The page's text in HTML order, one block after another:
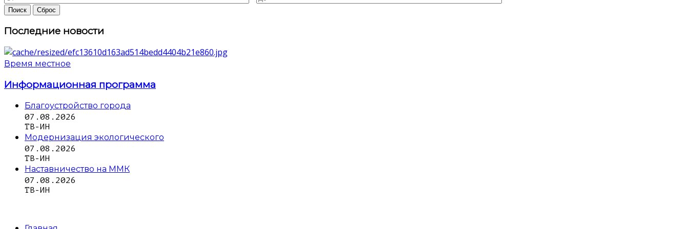
Последние новости
Время местное
Информационная программа
Благоустройство города
07.08.2026
ТВ-ИН
Модернизация экологического
07.08.2026
ТВ-ИН
Наставничество на ММК
07.08.2026
ТВ-ИН